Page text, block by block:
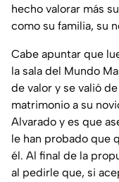
hecho valorar más
como su familia, su
Cabe apuntar que
la sala del Mundo
de valor y se valió
matrimonio a su
Alvarado y es que
le han probado que
él. Al final de la
al pedirle que, si